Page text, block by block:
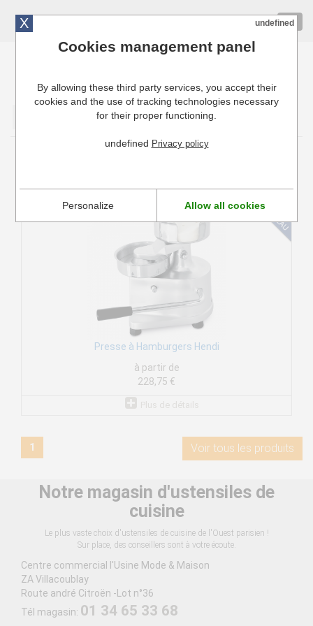
Cuisinresto: Ustensiles de cuisine pour professionnels
Presse à Hamburgers Hendi
à partir de
228,75 €
1 Voir tous les produits
Notre magasin d'ustensiles de
cuisine
Le plus vaste choix d'ustensiles de cuisine de l'Ouest parisien !
Sur place, des conseillers sont à votre écoute.
Centre commercial l'Usine Mode & Maison
ZA Villacoublay
Route andré Citroën -Lot n°36
Tél magasin: 01 34 65 33 68
X undefined
Cookies management panel
By allowing these third party services, you accept their
cookies and the use of tracking technologies necessary
for their proper functioning.
undefined Privacy policy
Personalize Allow all cookies